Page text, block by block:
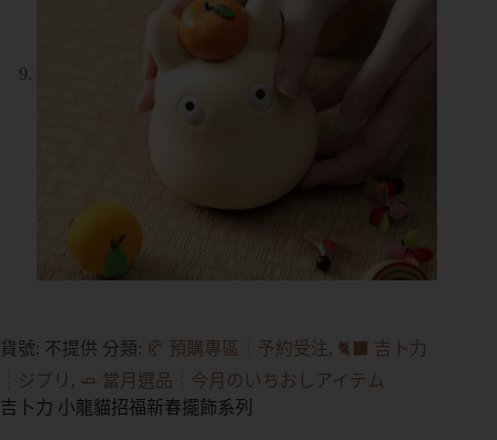
貨號: 不提供 分類: 🥐 預購專區┊予約受注, 🐈‍⬛ 吉卜力
┊ジブリ , 🧈 當月選品┊今月のいちおしアイテム
吉卜力 小龍貓招福新春擺飾系列